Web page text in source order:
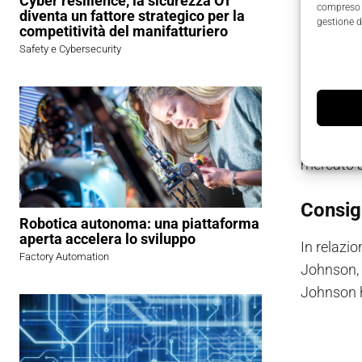
gestione
diventa un fattore strategico per la
competitività del manifatturiero
Safety e Cybersecurity
Robotica autonoma: una piattaforma
aperta accelera lo sviluppo
Factory Automation
Adiper
mercato
In
Johnson,
Johnson